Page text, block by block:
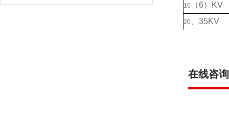
10 （6） KV
20 35KV
500KV
在线咨询